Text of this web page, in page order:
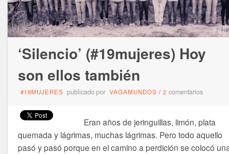
‘Silencio’ (#19mujeres) Hoy
son ellos también
#19MUJERES publicado por VAGAMUNDOS / 2 comentarios
Eran años de jeringuillas, limón, plata
quemada y lágrimas, muchas lágrimas. Pero todo aquello
pasó y pasó porque en el camino a perdición se colocó